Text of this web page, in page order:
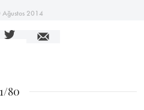
Ağustos 2014
1/80